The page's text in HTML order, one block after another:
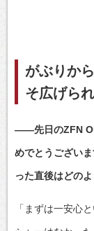
がぶりか
そ広げら
――先日のZFN
めでとうござい
った直後はどの
「まずは一安心